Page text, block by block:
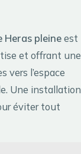
Heras pleineest
et offrant une
vers l’espace
Une installation
éviter tout